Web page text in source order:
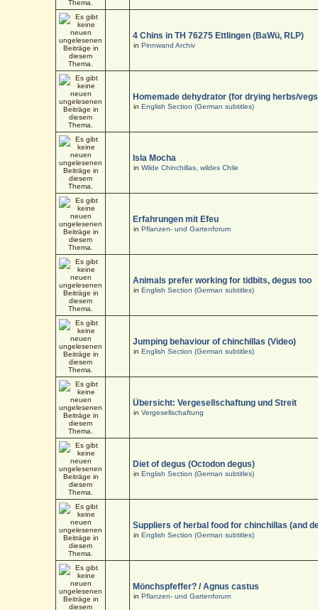
4 Chins in TH 76275 Ettlingen (BaWü, RLP)
inPinnwand Archiv
Homemade dehydrator (for drying herbs/
inEnglish Section (German subtitles)
Isla Mocha
inWilde Chinchillas, wildes Chile
Erfahrungen mit Efeu
inPflanzen- und Gartenforum
Animals prefer working for tidbits, degus too
inEnglish Section (German subtitles)
Jumping behaviour of chinchillas (Video)
inEnglish Section (German subtitles)
Übersicht: Vergesellschaftung und Streit
inVergesellschaftung
Diet of degus (Octodon degus)
inEnglish Section (German subtitles)
Suppliers of herbal food for chinchillas (and
inEnglish Section (German subtitles)
Mönchspfeffer? / Agnus castus
inPflanzen- und Gartenforum